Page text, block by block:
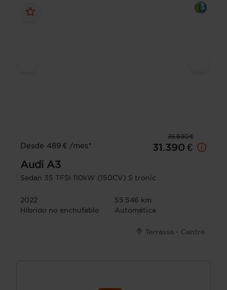
35.690 €
Desde 489 € /mes*
31.390 €
Audi A3
Sedan 35 TFSI 110kW (150CV) S tronic
2022
55.546 km
Híbrido no enchufable
Automática
Terrassa - Centre